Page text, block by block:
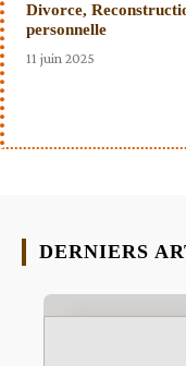
Divorce,
personnelle
11 juin 2025
DERNIERS